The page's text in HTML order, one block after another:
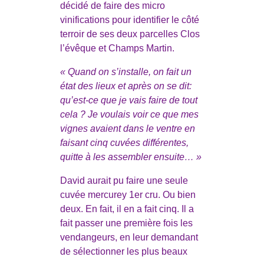
décidé de faire des micro
vinifications pour identifier le côté
terroir de ses deux parcelles Clos
l’évêque et Champs Martin.
« Quand on s’installe, on fait un
état des lieux et après on se dit:
qu’est-ce que je vais faire de tout
cela ? Je voulais voir ce que mes
vignes avaient dans le ventre en
faisant cinq cuvées différentes,
quitte à les assembler ensuite… »
David aurait pu faire une seule
cuvée mercurey 1er cru. Ou bien
deux. En fait, il en a fait cinq. Il a
fait passer une première fois les
vendangeurs, en leur demandant
de sélectionner les plus beaux